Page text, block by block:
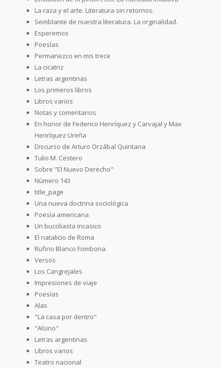
La raza y el arte. Literatura sin retornos.
Semblante de nuestra literatura. La orginalidad.
Esperemos
Poesías
Permanezco en mis trece
La cicatriz
Letras argentinas
Los primeros libros
Libros varios
Notas y comentarios
En honor de Federico Henríquez y Carvajal y Max
Henríquez Ureña
Discurso de Arturo Orzábal Quintana
Tulio M. Cestero
Sobre "El Nuevo Derecho"
Número 143
title_page
Una nueva doctrina sociológica
Poesía americana
Un bucoliasta incasico
El natalicio de Roma
Rufino Blanco Fombona
Versos
Los Cangrejales
Impresiones de viaje
Poesías
Alas
"La casa por dentro"
"Alsino"
Letras argentinas
Libros varios
Teatro nacional